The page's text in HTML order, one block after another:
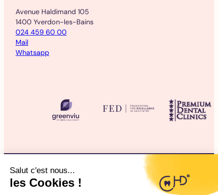
Avenue Haldimand 105
1400 Yverdon-les-Bains
024 459 60 00
Mail
Whatsapp
©2025 CHD Clinique d’Hygiène Dentaire